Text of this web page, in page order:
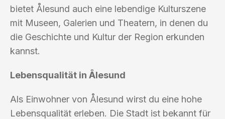
bietet Ålesund auch eine lebendige Kulturszene
mit Museen, Galerien und Theatern, in denen du
die Geschichte und Kultur der Region erkunden
kannst.
Lebensqualität in Ålesund
Als Einwohner von Ålesund wirst du eine hohe
Lebensqualität erleben. Die Stadt ist bekannt für